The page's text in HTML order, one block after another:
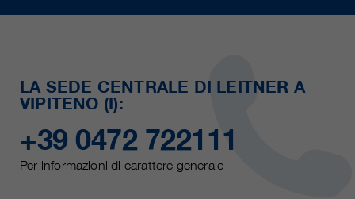
LA SEDE CENTRALE DI LEITNER A
VIPITENO (I):
+39 0472 722111
Per informazioni di carattere generale